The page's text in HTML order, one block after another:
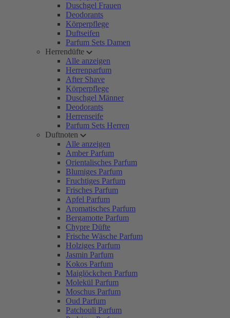
Duschgel Frauen
Deodorants
Körperpflege
Duftseifen
Parfum Sets Damen
Herrendüfte
Alle anzeigen
Herrenparfum
After Shave
Körperpflege
Duschgel Männer
Deodorants
Herrenseife
Parfum Sets Herren
Duftnoten
Alle anzeigen
Amber Parfum
Orientalisches Parfum
Blumiges Parfum
Fruchtiges Parfum
Frisches Parfum
Apfel Parfum
Aromatisches Parfum
Bergamotte Parfum
Chypre Düfte
Frische Wäsche Parfum
Holziges Parfum
Jasmin Parfum
Kokos Parfum
Maiglöckchen Parfum
Molekül Parfum
Moschus Parfum
Oud Parfum
Patchouli Parfum